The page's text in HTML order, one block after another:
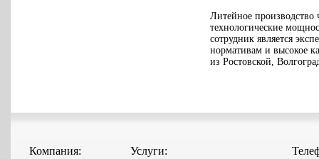
Литейное
технологические
сотрудник является
нормативам и высокое
из Ростовской,
Компания: Услуги: